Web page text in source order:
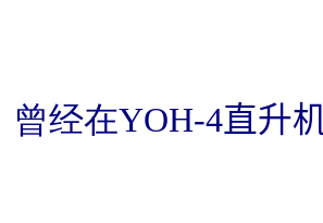
曾经在YOH-4直升